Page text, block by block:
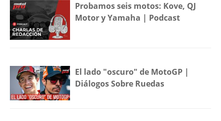
Probamos seis motos: Kove, QJ
Motor y Yamaha | Podcast
El lado "oscuro" de MotoGP |
Diálogos Sobre Ruedas